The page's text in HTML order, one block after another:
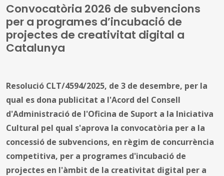
Convocatòria 2026 de subvencions
per a programes d’incubació de
projectes de creativitat digital a
Catalunya
Resolució CLT/4594/2025, de 3 de desembre, per la
qual es dona publicitat a l'Acord del Consell
d'Administració de l'Oficina de Suport a la Iniciativa
Cultural pel qual s'aprova la convocatòria per a la
concessió de subvencions, en règim de concurrència
competitiva, per a programes d'incubació de
projectes en l'àmbit de la creativitat digital per a